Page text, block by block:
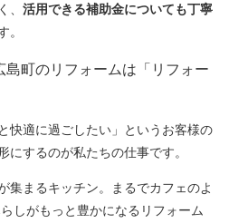
、 活用できる補助金についても丁寧
。
町のリフォームは「リフォー
快適に過ごしたい」というお客様の
にするのが私たちの仕事です。
集まるキッチン。まるでカフェのよ
しがもっと豊かになるリフォーム